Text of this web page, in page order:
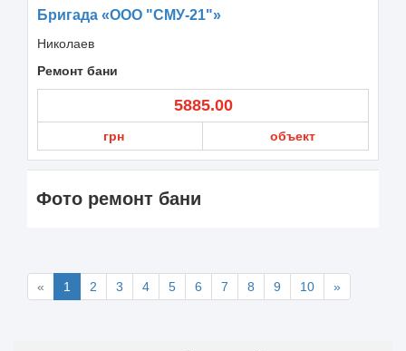
Бригада «ООО "СМУ-21"»
Николаев
Ремонт бани
5885.00
грн объект
Фото ремонт бани
« 1 2 3 4 5 6 7 8 9 10 »